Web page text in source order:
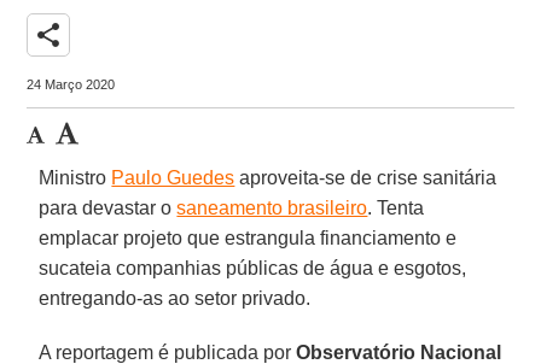
share
24 Março 2020
Ministro Paulo Guedes aproveita-se de crise sanitária
para devastar osaneamento brasileiro. Tenta
emplacar projeto que estrangula financiamento e
sucateia companhias públicas de água e esgotos,
entregando-as ao setor privado.
A reportagem é publicada porObservatório Nacional